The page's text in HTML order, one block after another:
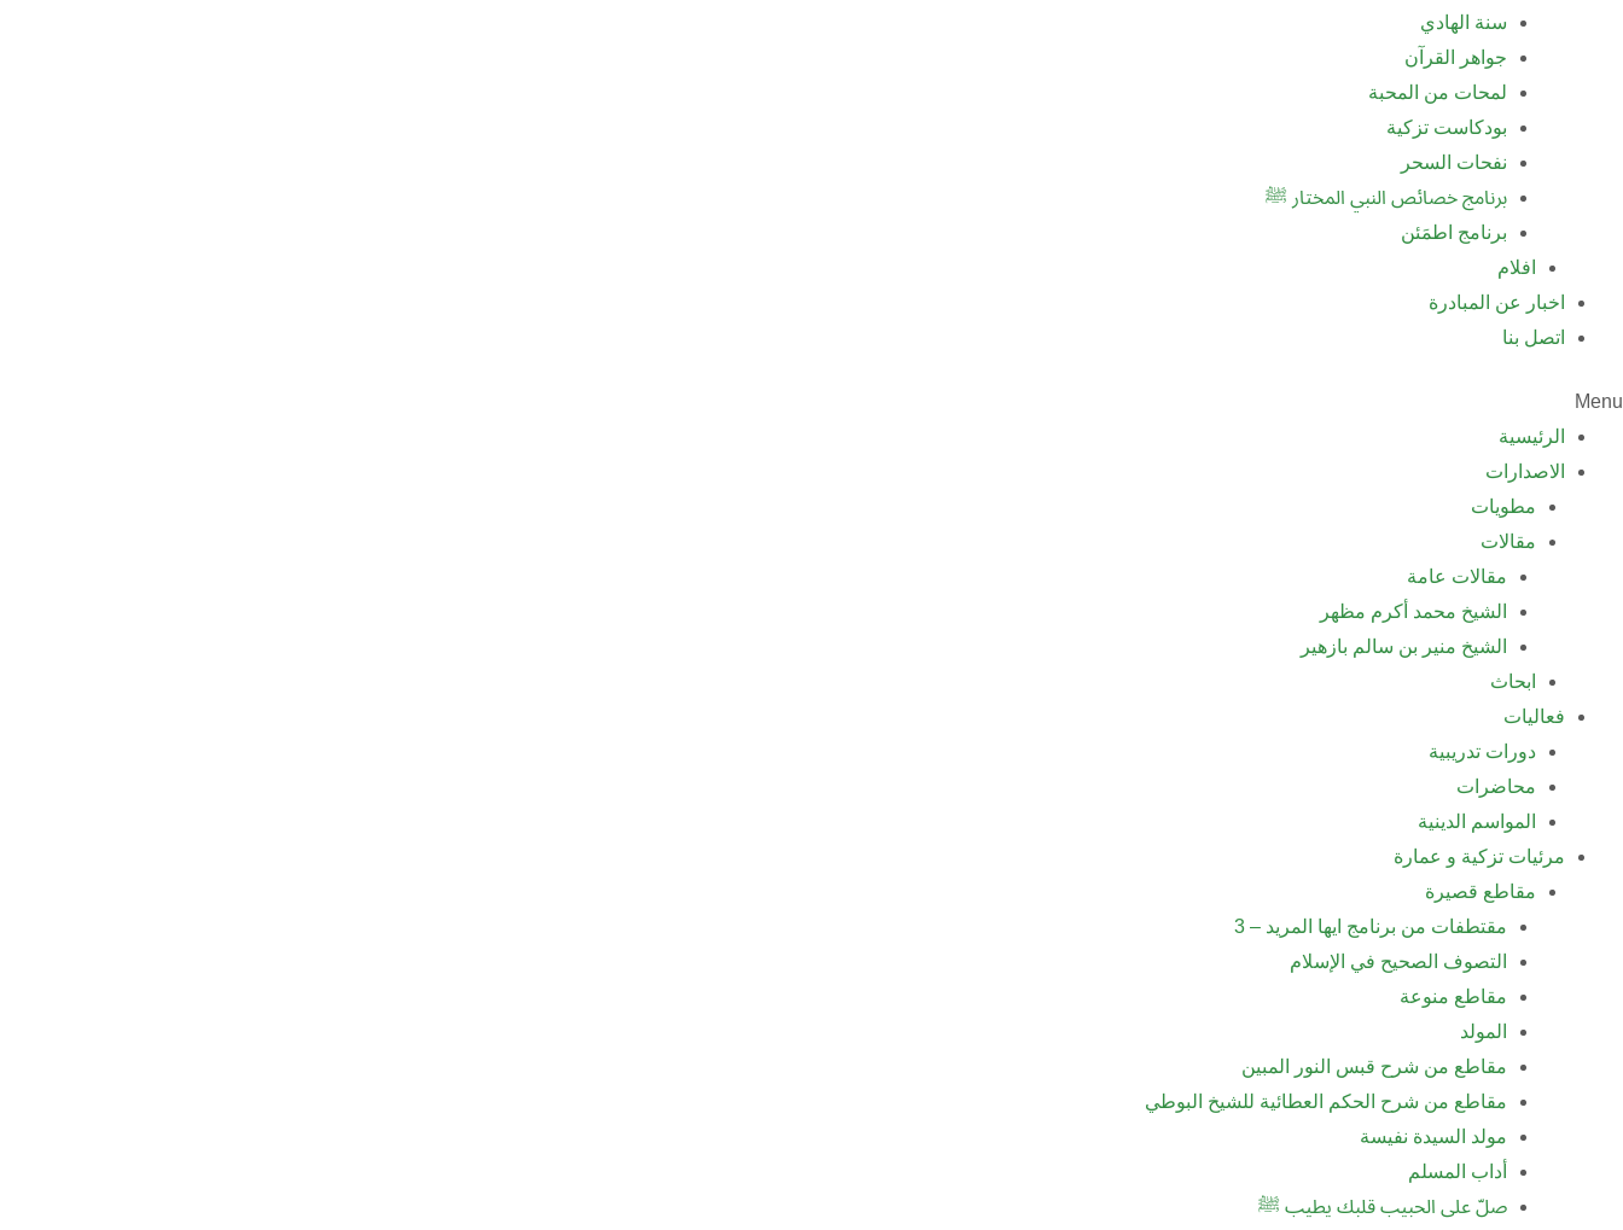
سنة الهادي
جواهر القرآن
لمحات من المحبة
بودكاست تزكية
نفحات السحر
برنامج خصائص النبي المختار ﷺ
برنامج اطمَئن
افلام
اخبار عن المبادرة
اتصل بنا
Menu
الرئيسية
الاصدارات
مطويات
مقالات
مقالات عامة
الشيخ محمد أكرم مظهر
الشيخ منير بن سالم بازهير
ابحاث
فعاليات
دورات تدريبية
محاضرات
المواسم الدينية
مرئيات تزكية و عمارة
مقاطع قصيرة
مقتطفات من برنامج ايها المريد – 3
التصوف الصحيح في الإسلام
مقاطع منوعة
المولد
مقاطع من شرح قبس النور المبين
مقاطع من شرح الحكم العطائية للشيخ البوطي
مولد السيدة نفيسة
أداب المسلم
صلّ على الحبيب قلبك يطيب ﷺ